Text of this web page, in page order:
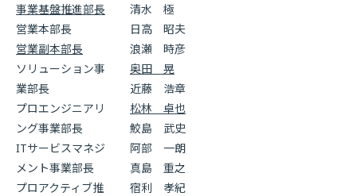
事業基盤推進部長
営業本部長
営業副本部長
ソリューション事
業部長
プロエンジニアリ
ング事業部長
ITサービスマネジ
メント事業部長
プロアクティブ推
清水 極
日高 昭夫
浪瀬 時彦
奥田 晃
近藤 浩章
松林 卓也
鮫島 武史
阿部 一朗
真島 重之
宿利 孝紀